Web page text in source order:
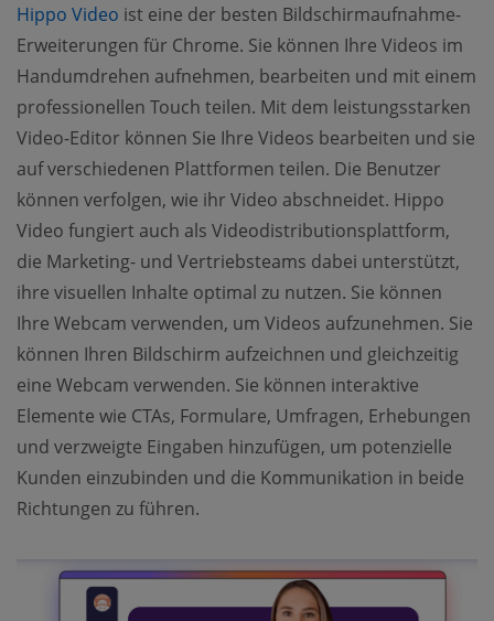
Hippo Video ist eine der besten Bildschirmaufnahme-
Erweiterungen für Chrome. Sie können Ihre Videos im
Handumdrehen aufnehmen, bearbeiten und mit einem
professionellen Touch teilen. Mit dem leistungsstarken
Video-Editor können Sie Ihre Videos bearbeiten und sie
auf verschiedenen Plattformen teilen. Die Benutzer
können verfolgen, wie ihr Video abschneidet. Hippo
Video fungiert auch als Videodistributionsplattform,
die Marketing- und Vertriebsteams dabei unterstützt,
ihre visuellen Inhalte optimal zu nutzen. Sie können
Ihre Webcam verwenden, um Videos aufzunehmen. Sie
können Ihren Bildschirm aufzeichnen und gleichzeitig
eine Webcam verwenden. Sie können interaktive
Elemente wie CTAs, Formulare, Umfragen, Erhebungen
und verzweigte Eingaben hinzufügen, um potenzielle
Kunden einzubinden und die Kommunikation in beide
Richtungen zu führen.